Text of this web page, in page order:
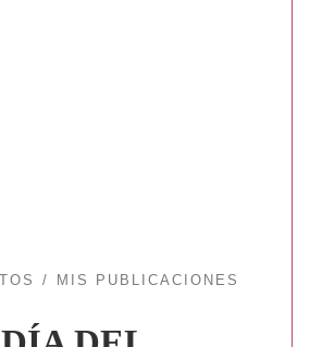
MIS PUBLICACIONES